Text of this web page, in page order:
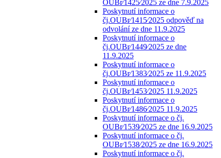
OUBr⁄1425⁄2025 ze dne 7.9.2025
Poskytnutí informace o
čj.OUBr⁄1415⁄2025 odpověď na
odvolání ze dne 11.9.2025
Poskytnutí informace o
čj.OUBr⁄1449⁄2025 ze dne
11.9.2025
Poskytnutí informace o
čj.OUBr⁄1383⁄2025 ze 11.9.2025
Poskytnutí informace o
čj.OUBr⁄1453⁄2025 11.9.2025
Poskytnutí informace o
čj.OUBr⁄1486⁄2025 11.9.2025
Poskytnutí informace o čj.
OUBr⁄1539⁄2025 ze dne 16.9.2025
Poskytnutí informace o čj.
OUBr⁄1538⁄2025 ze dne 16.9.2025
Poskytnutí informace o čj.